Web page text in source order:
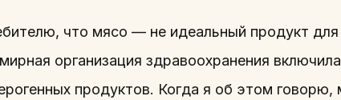
что мясо — не идеальный продукт для
организация здравоохранения
продуктов. Когда я об этом говорю,